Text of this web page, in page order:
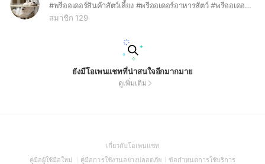
#พรีออเดอร์สินค้าสัตว์เลี้ยง #พรีออเดอร์อาหารสัตว์ #พรีออเดอร์ของแมว #พรีออเดอร์ของเล่น #พรีออเดอร์จีน
สมาชิก 129
ยังมีโอเพนแชทที่น่าสนใจอีกมากมาย
ดูเพิ่มเติม
เกี่ยวกับโอเพนแชท(Open
in
คู่มือผู้ใช้มือใหม่ (Open
คู่มือการใช้งานอย่างปลอดภัย(Open
ข้อกำหนดการใช้บริการ(Open